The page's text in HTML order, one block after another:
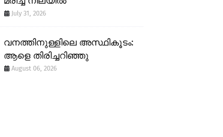
July 31, 2026
വനത്തിനുള്ളിലെ അസ്ഥികൂടം:
ആളെ തിരിച്ചറിഞ്ഞു
August 06, 2026